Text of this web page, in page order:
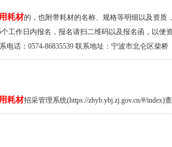
耗材的，也附带耗材的名称、规格等明细以及资质
工作日内报名，报名请扫二维码以及报名函，以便
电话：0574-86835539 联系地址：宁波市北仑区柴桥
耗材招采管理系统(https://zhyb.ybj.zj.gov.cn/#/index)